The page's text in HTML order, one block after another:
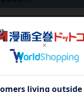
レビューがありませ
感想を共有してもら
レビューを書く